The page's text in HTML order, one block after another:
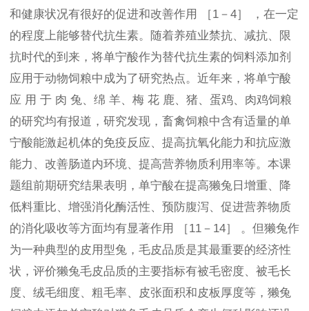
和健康状况有很好的促进和改善作用 ［1－4］ ，在一定
的程度上能够替代抗生素。随着养殖业禁抗、减抗、限
抗时代的到来，将单宁酸作为替代抗生素的饲料添加剂
应用于动物饲粮中成为了研究热点。近年来，将单宁酸
应 用 于 肉 兔、绵 羊、梅 花 鹿、猪、蛋鸡、肉鸡饲粮
的研究均有报道，研究发现，畜禽饲粮中含有适量的单
宁酸能激起机体的免疫反应、提高抗氧化能力和抗应激
能力、改善肠道内环境、提高营养物质利用率等。本课
题组前期研究结果表明，单宁酸在提高獭兔日增重、降
低料重比、增强消化酶活性、预防腹泻、促进营养物质
的消化吸收等方面均有显著作用 ［11－14］ 。但獭兔作
为一种典型的皮用型兔，毛皮品质是其最重要的经济性
状，评价獭兔毛皮品质的主要指标有被毛密度、被毛长
度、绒毛细度、粗毛率、皮张面积和皮板厚度等，獭兔